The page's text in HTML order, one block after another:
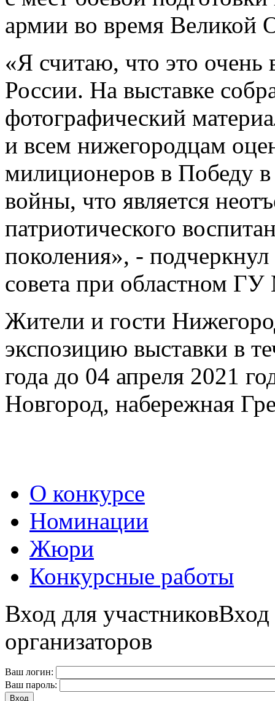
армии во время Великой
«Я считаю, что это
России. На выставке
фотографический
и всем нижегородцам
милиционеров в Победу
войны, что является
патриотического
поколения», -
совета при областном
Жители и гости
экспозицию выставки в
года до 04 апреля 2021
Новгород, набережная
О конкурсе
Номинации
Жюри
Конкурсные работы
Вход для участников
организаторов
Ваш логин:
Ваш пароль: